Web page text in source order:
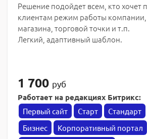
Решение подойдет всем, кто хочет
клиентам режим работы компании,
магазина, торговой точки и т.п.
Легкий, адаптивный шаблон.
1 700 руб
Работает на редакциях Битрикс:
Первый сайт Старт Стандарт
Бизнес
Корпоративный портал